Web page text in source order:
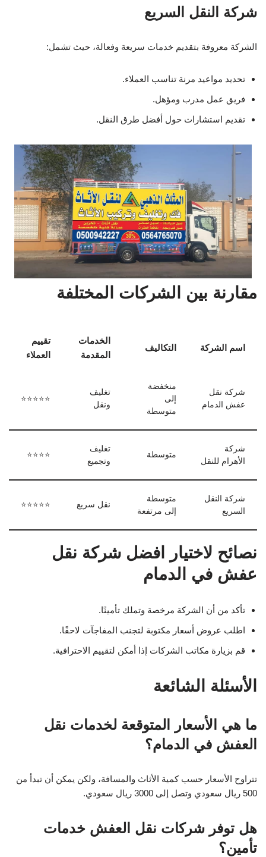
شركة النقل السريع
الشركة معروفة بتقديم خدمات سريعة وفعالة، حيث تشمل:
تحديد مواعيد مرنة تناسب العملاء.
فريق عمل مدرب ومؤهل.
تقديم استشارات حول أفضل طرق النقل.
مقارنة بين الشركات المختلفة
اسم الشركة التكاليف
الخدمات
المقدمة
تقييم
العملاء
شركة نقل
عفش الدمام
منخفضة
إلى
متوسطة
تغليف
ونقل
⭐⭐⭐⭐⭐
شركة
الأهرام للنقل
متوسطة
تغليف
وتجميع
⭐⭐⭐⭐
شركة النقل
السريع
متوسطة
إلى مرتفعة
نقل سريع ⭐⭐⭐⭐⭐
نصائح لاختيار افضل شركة نقل
عفش في الدمام
تأكد من أن الشركة مرخصة وتملك تأمينًا.
اطلب عروض أسعار مكتوبة لتجنب المفاجآت لاحقًا.
قم بزيارة مكاتب الشركات إذا أمكن لتقييم الاحترافية.
الأسئلة الشائعة
ما هي الأسعار المتوقعة لخدمات نقل
العفش في الدمام؟
تتراوح الأسعار حسب كمية الأثاث والمسافة، ولكن يمكن أن تبدأ من
500 ريال سعودي وتصل إلى 3000 ريال سعودي.
هل توفر شركات نقل العفش خدمات
تأمين؟